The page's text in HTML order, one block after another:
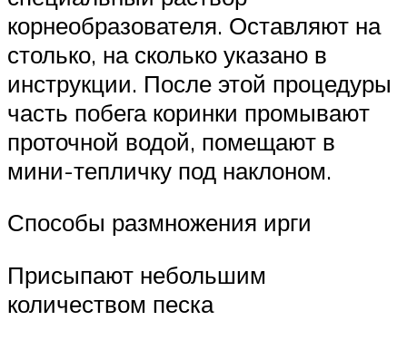
корнеобразователя. Оставляют на
столько, на сколько указано в
инструкции. После этой процедуры
часть побега коринки промывают
проточной водой, помещают в
мини-тепличку под наклоном.
Способы размножения ирги
Присыпают небольшим
количеством песка